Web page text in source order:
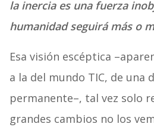
la inercia es una fuerza
humanidad seguirá más o
Esa visión escéptica
a la del mundo TIC, de una
permanente–, tal vez solo
grandes cambios no los